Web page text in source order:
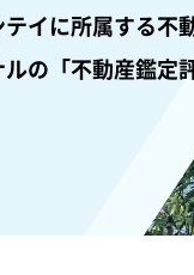
イに所属する不
の「不動産鑑定